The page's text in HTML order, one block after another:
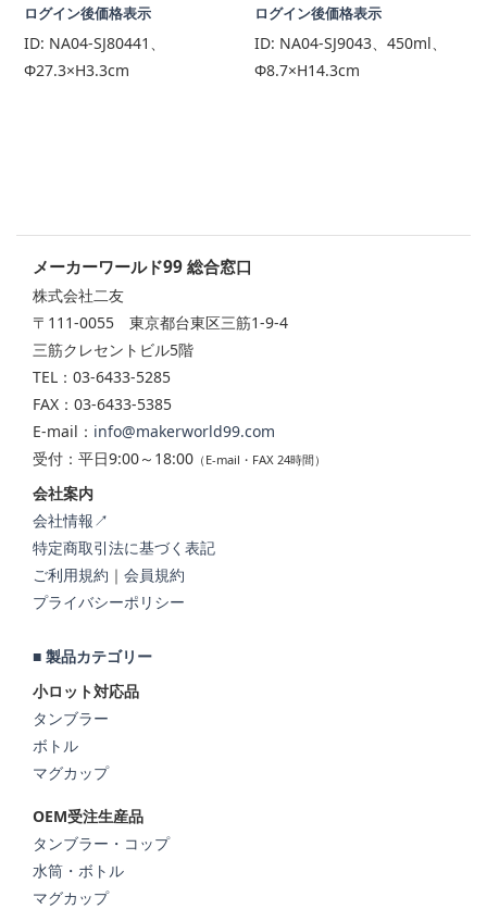
ログイン後価格表示
ID: NA04-SJ80441、
Φ27.3×H3.3cm
ログイン後価格表示
ID: NA04-SJ9043、450ml、
Φ8.7×H14.3cm
メーカーワールド99 総合窓口
株式会社二友
〒111-0055 東京都台東区三筋1-9-4
三筋クレセントビル5階
TEL：03-6433-5285
FAX：03-6433-5385
E-mail： info@makerworld99.com
受付：平日9:00～18:00 （E-mail・FAX 24時間）
会社案内
会社情報↗
特定商取引法に基づく表記
ご利用規約 ｜ 会員規約
プライバシーポリシー
■ 製品カテゴリー
小ロット対応品
タンブラー
ボトル
マグカップ
OEM受注生産品
タンブラー・コップ
水筒・ボトル
マグカップ